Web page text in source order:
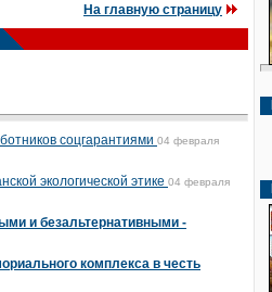
На главную страницу
соцгарантиями 04 февраля
экологической этике 04 февраля
и безальтернативными -
комплекса в честь